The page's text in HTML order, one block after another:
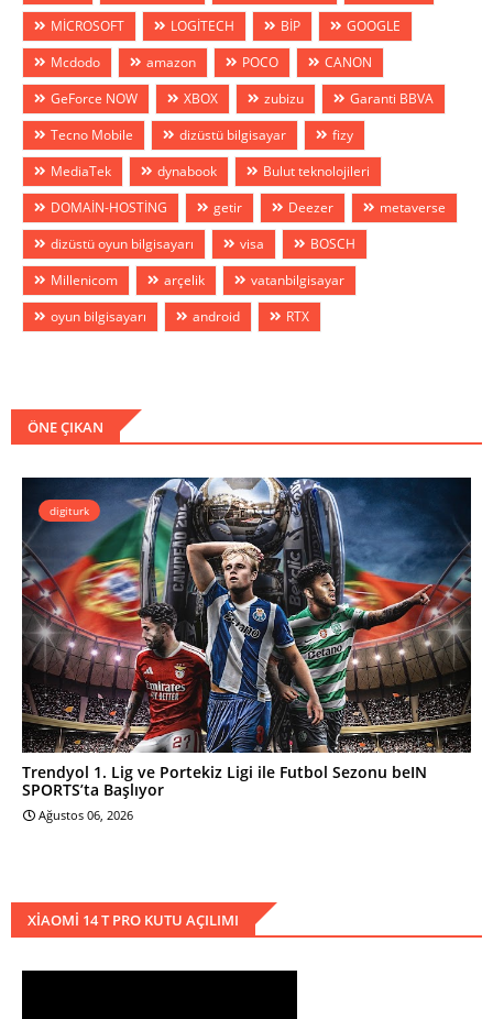
MİCROSOFT
LOGİTECH BİP
GOOGLE
Mcdodo
amazon POCO
CANON
GeForce NOW
XBOX zubizu
Garanti BBVA
Tecno Mobile
dizüstü bilgisayar
fizy
MediaTek
dynabook
Bulut teknolojileri
DOMAİN-HOSTİNG
getir Deezer
metaverse
dizüstü oyun bilgisayarı
visa
BOSCH
Millenicom
arçelik
vatanbilgisayar
oyun bilgisayarı
android RTX
ÖNE ÇIKAN
digiturk
Trendyol 1. Lig ve Portekiz Ligi ile Futbol Sezonu beIN
SPORTS’ta Başlıyor
Ağustos 06, 2026
XIAOMI 14 T PRO KUTU AÇILIMI